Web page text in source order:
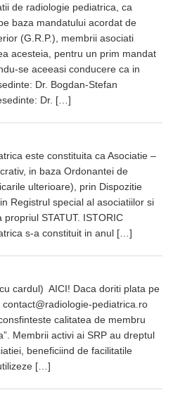
de radiologie pediatrica, ca
baza mandatului acordat de
(G.R.P.), membrii asociati
acesteia, pentru un prim mandat
se aceeasi conducere ca in
Dr. Bogdan-Stefan
Dr. […]
este constituita ca Asociatie –
in baza Ordonantei de
ulterioare), prin Dispozitie
Registrul special al asociatiilor si
STATUT. ISTORIC
s-a constituit in anul […]
cardul) AICI! Daca doriti plata pe
pediatrica.ro
calitatea de membru
Membrii activi ai SRP au dreptul
beneficiind de facilitatile
[…]